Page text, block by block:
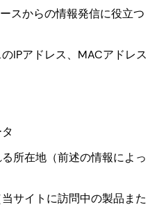
スからの情報発信に役立つ
IPアドレス、MACアドレス
所在地（前述の情報によっ
サイトに訪問中の製品また